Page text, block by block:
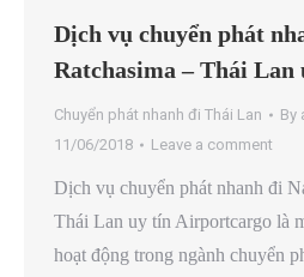
Dịch vụ chuyển phát
Ratchasima – Thái Lan
Chuyển phát nhanh đi Thái Lan By
11/06/2018
Leave a comment
Dịch vụ chuyển phát nhanh đi
Thái Lan uy tín Airportcargo là
hoạt động trong ngành chuyển